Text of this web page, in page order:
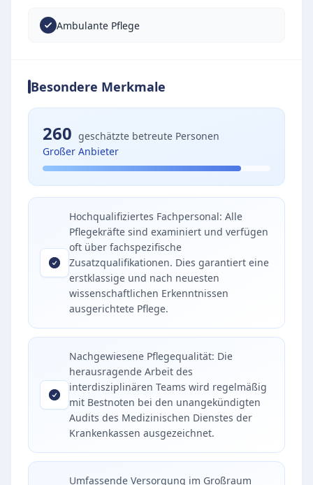
Ambulante Pflege
Besondere Merkmale
260 geschätzte betreute Personen
Großer Anbieter
Hochqualifiziertes Fachpersonal: Alle
Pflegekräfte sind examiniert und verfügen
oft über fachspezifische
Zusatzqualifikationen. Dies garantiert eine
erstklassige und nach neuesten
wissenschaftlichen Erkenntnissen
ausgerichtete Pflege.
Nachgewiesene Pflegequalität: Die
herausragende Arbeit des
interdisziplinären Teams wird regelmäßig
mit Bestnoten bei den unangekündigten
Audits des Medizinischen Dienstes der
Krankenkassen ausgezeichnet.
Umfassende Versorgung im Großraum